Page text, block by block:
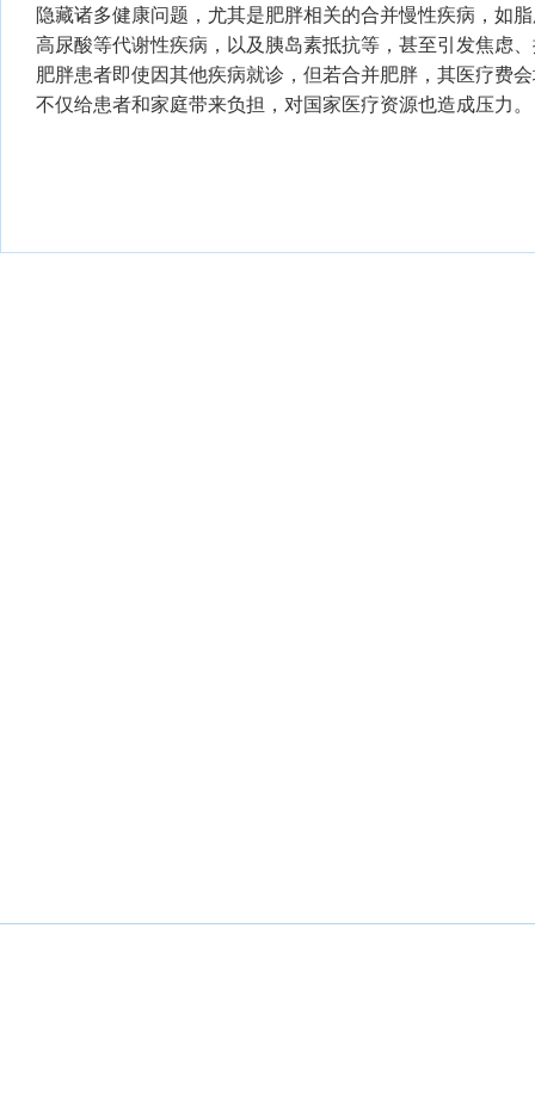
隐藏诸多健康问题，尤其是肥胖相关的合并慢性疾病，如
高尿酸等代谢性疾病，以及胰岛素抵抗等，甚至引发焦虑
肥胖患者即使因其他疾病就诊，但若合并肥胖，其医疗费
不仅给患者和家庭带来负担，对国家医疗资源也造成压力。